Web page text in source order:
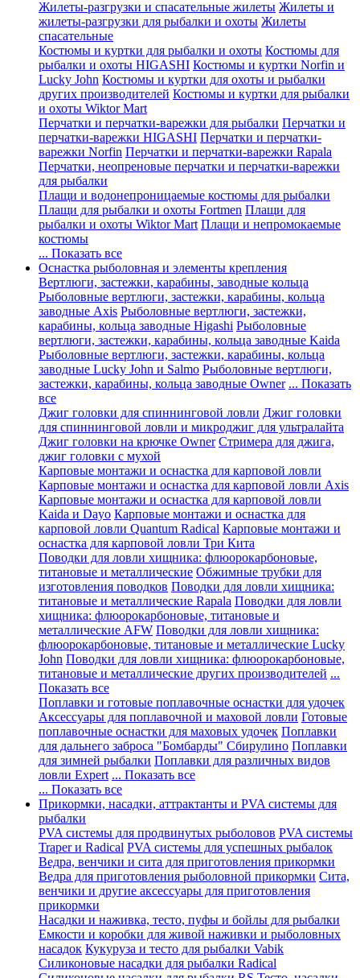
Жилеты-разгрузки и спасательные жилеты Жилеты и
жилеты-разгрузки для рыбалки и охоты Жилеты
спасательные
Костюмы и куртки для рыбалки и охоты Костюмы для
рыбалки и охоты HIGASHI Костюмы и куртки Norfin и
Lucky John Костюмы и куртки для охоты и рыбалки
других производителей Костюмы и куртки для рыбалки
и охоты Wiktor Mart
Перчатки и перчатки-варежки для рыбалки Перчатки и
перчатки-варежки HIGASHI Перчатки и перчатки-
варежки Norfin Перчатки и перчатки-варежки Rapala
Перчатки, неопреновые перчатки и перчатки-варежки
для рыбалки
Плащи и водонепроницаемые костюмы для рыбалки
Плащи для рыбалки и охоты Fortmen Плащи для
рыбалки и охоты Wiktor Mart Плащи и непромокаемые
костюмы
... Показать все
Оснастка рыболовная и элементы крепления
Вертлюги, застежки, карабины, заводные кольца
Рыболовные вертлюги, застежки, карабины, кольца
заводные Axis Рыболовные вертлюги, застежки,
карабины, кольца заводные Higashi Рыболовные
вертлюги, застежки, карабины, кольца заводные Kaida
Рыболовные вертлюги, застежки, карабины, кольца
заводные Lucky John и Salmo Рыболовные вертлюги,
застежки, карабины, кольца заводные Owner ... Показать
все
Джиг головки для спиннинговой ловли Джиг головки
для спиннинговой ловли и микроджиг для ультралайта
Джиг головки на крючке Owner Стримера для джига,
джиг головки с мухой
Карповые монтажи и оснастка для карповой ловли
Карповые монтажи и оснастка для карповой ловли Axis
Карповые монтажи и оснастка для карповой ловли
Kaida и Dayo Карповые монтажи и оснастка для
карповой ловли Quantum Radical Карповые монтажи и
оснастка для карповой ловли Три Кита
Поводки для ловли хищника: флюорокарбоновые,
титановые и металлические Обжимные трубки для
изготовления поводков Поводки для ловли хищника:
титановые и металлические Rapala Поводки для ловли
хищника: флюорокарбоновые, титановые и
металлические AFW Поводки для ловли хищника:
флюорокарбоновые, титановые и металлические Lucky
John Поводки для ловли хищника: флюорокарбоновые,
титановые и металлические других производителей ...
Показать все
Поплавки и готовые поплавочные оснастки для удочек
Аксессуары для поплавочной и маховой ловли Готовые
поплавочные оснастки для маховых удочек Поплавки
для дальнего заброса "Бомбарды" Сбирулино Поплавки
для зимней рыбалки Поплавки для различных видов
ловли Expert ... Показать все
... Показать все
Прикормки, насадки, аттрактанты и PVA системы для
рыбалки
PVA системы для продвинутых рыболовов PVA системы
Traper и Radical PVA системы для успешных рыбалок
Ведра, венчики и сита для приготовления прикормки
Ведра для приготовления рыболовной прикормки Сита,
венчики и другие аксессуары для приготовления
прикормки
Насадки и наживка, тесто, пуфы и бойлы для рыбалки
Емкости и коробки для живой наживки и рыболовных
насадок Кукуруза и тесто для рыбалки Vabik
Силиконовые насадки для рыбалки Radical